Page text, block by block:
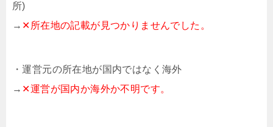
所)
→ ✕所在地の記載が見つかりませんでした。
・運営元の所在地が国内ではなく海外
→ ✕運営が国内か海外か不明です。